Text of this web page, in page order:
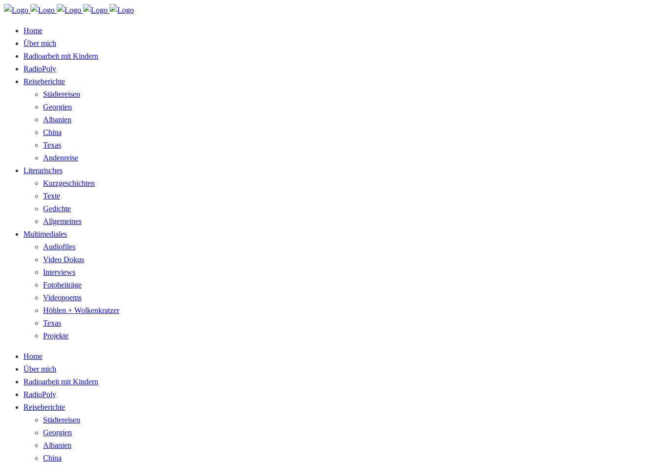
Home
Über mich
Radioarbeit mit Kindern
RadioPoly
Reiseberichte
Städtereisen
Georgien
Albanien
China
Texas
Andenreise
Literarisches
Kurzgeschichten
Texte
Gedichte
Allgemeines
Multimediales
Audiofiles
Video Dokus
Interviews
Fotobeiträge
Videopoems
Höhlen + Wolkenkratzer
Texas
Projekte
Home
Über mich
Radioarbeit mit Kindern
RadioPoly
Reiseberichte
Städtereisen
Georgien
Albanien
China